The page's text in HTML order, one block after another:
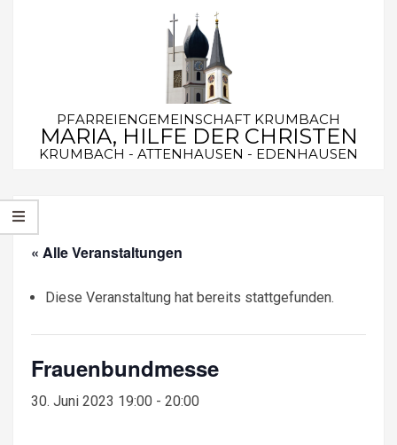
PFARREIENGEMEINSCHAFT KRUMBACH
MARIA, HILFE DER CHRISTEN
KRUMBACH - ATTENHAUSEN - EDENHAUSEN
Navigation
Menu
« Alle Veranstaltungen
Diese Veranstaltung hat bereits stattgefunden.
Frauenbundmesse
30. Juni 2023 19:00 - 20:00